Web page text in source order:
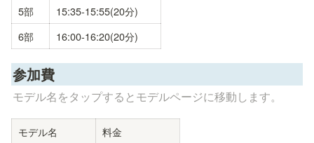
5部
15:35-15:55(20分)
6部
16:00-16:20(20分)
参加費
モデル名をタップするとモデルページに移動します。
モデル名 料金